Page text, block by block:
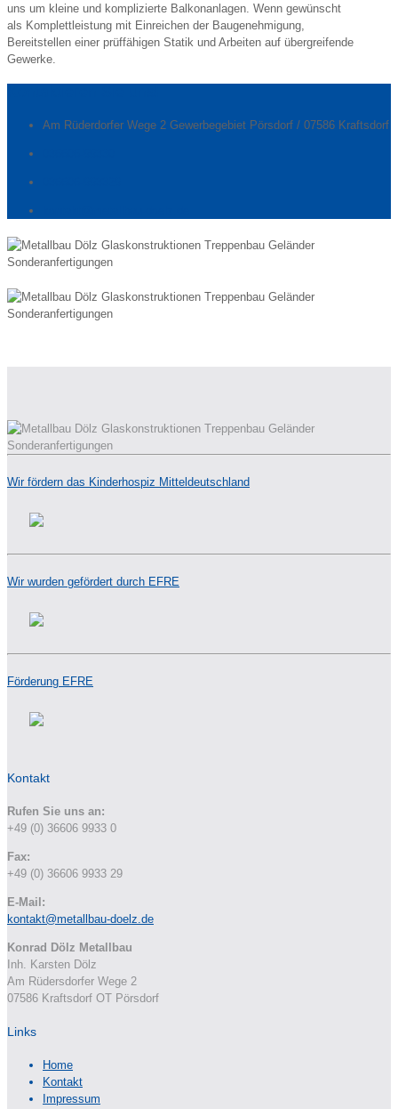
uns um kleine und komplizierte Balkonanlagen. Wenn gewünscht
als Komplettleistung mit Einreichen der Baugenehmigung,
Bereitstellen einer prüffähigen Statik und Arbeiten auf übergreifende
Gewerke.
Am Rüderdorfer Wege 2 Gewerbegebiet Pörsdorf / 07586 Kraftsdorf
Wir fördern das Kinderhospiz Mitteldeutschland
Wir wurden gefördert durch EFRE
Förderung EFRE
Kontakt
Rufen Sie uns an:
+49 (0) 36606 9933 0
Fax:
+49 (0) 36606 9933 29
E-Mail:
kontakt@metallbau-doelz.de
Konrad Dölz Metallbau
Inh. Karsten Dölz
Am Rüdersdorfer Wege 2
07586 Kraftsdorf OT Pörsdorf
Links
Home
Kontakt
Impressum